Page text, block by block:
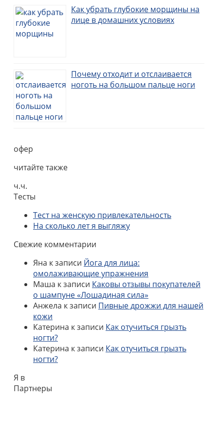
Как убрать глубокие морщины на
лице в домашних условиях
Почему отходит и отслаивается
ноготь на большом пальце ноги
офер
читайте также
ч.ч.
Тесты
Тест на женскую привлекательность
На сколько лет я выгляжу
Свежие комментарии
Яна к записи Йога для лица:
омолаживающие упражнения
Маша к записи Каковы отзывы покупателей
о шампуне «Лошадиная сила»
Анжела к записи Пивные дрожжи для нашей
кожи
Катерина к записи Как отучиться грызть
ногти?
Катерина к записи Как отучиться грызть
ногти?
Я в
Партнеры